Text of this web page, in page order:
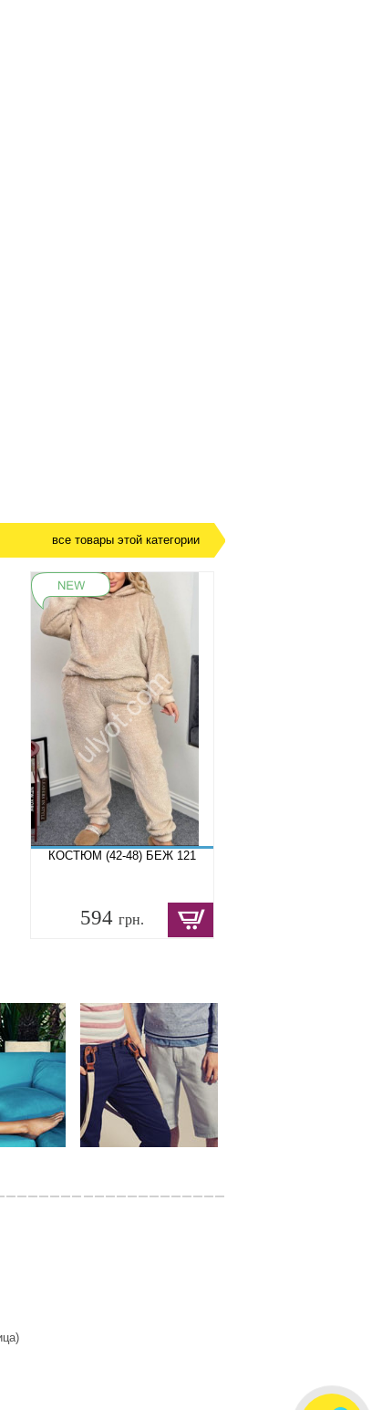
все товары этой категории
КОСТЮМ (42-48) БЕЖ 121
594 грн.